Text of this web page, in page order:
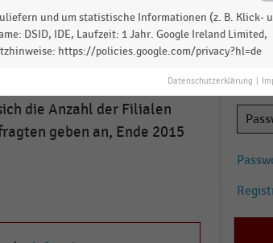
Vertriebslinien
Gruppe durchgeführten
die Anzahl der Filialen
geben an, Ende 2015
und um statistische Informationen (z. B. Klick-
DSID, IDE, Laufzeit: 1 Jahr. Google Ireland Limited,
https://policies.google.com/privacy?hl=de
Datenschutzerklärung